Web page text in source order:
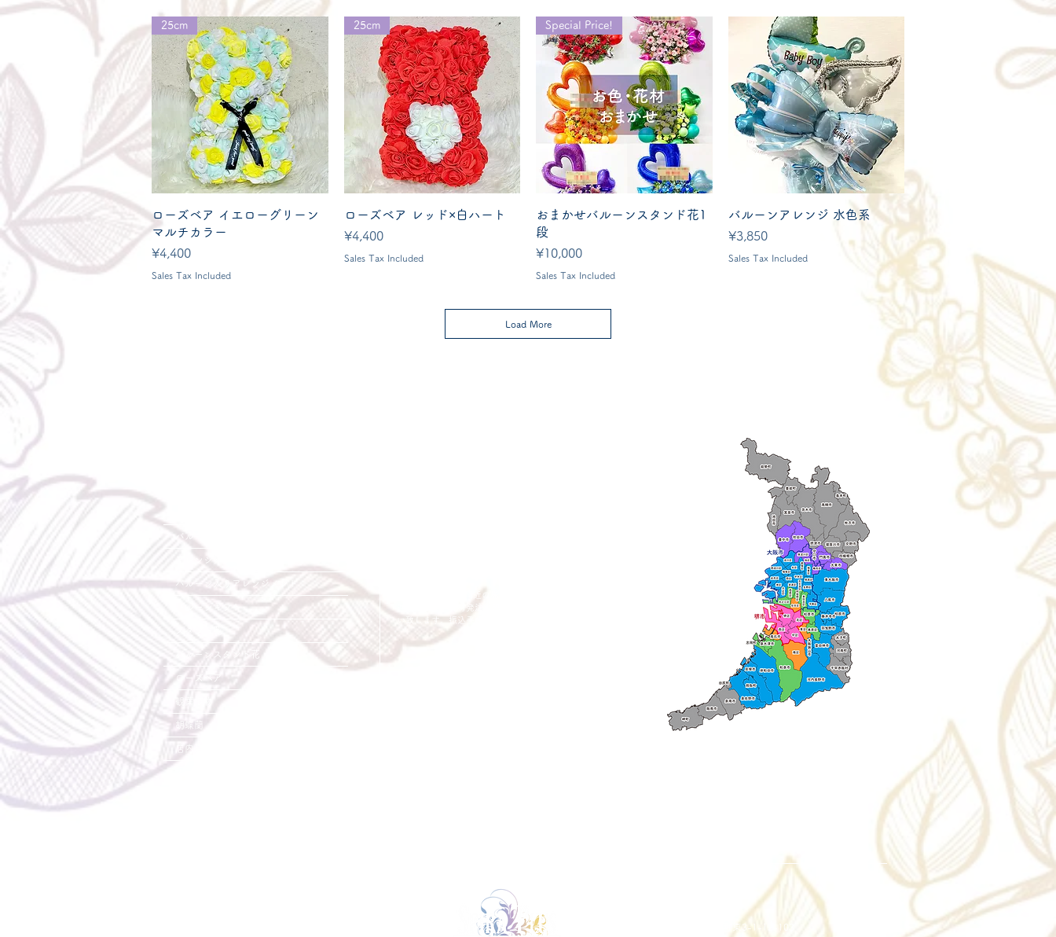
Quick View
25cm
ローズベア イエローグリーン
マルチカラー
Price
¥4,400
Sales Tax Included
Quick View
25cm
ローズベア レッド×白ハート
Price
¥4,400
Sales Tax Included
Quick View
Special Price!
おまかせバルーンスタンド花1
段
Price
¥10,000
Sales Tax Included
Quick View
バルーンアレンジ 水色系
Price
¥3,850
Sales Tax Included
Load More
バルーン入り花束
アレンジメント
バルーン入りアレンジメント
バルーンギフト
バルーンスタンド花
ローズベア
観葉植物
胡蝶蘭
店内装飾
※キャンセル期日間近の場合はメール、LINEでは確認が
遅れてしまい資材発注の恐れがありますのでお電話お願
い致します。振込手数料はお客様負担となります。
大阪府堺市堺区甲斐町東3-1-13-103